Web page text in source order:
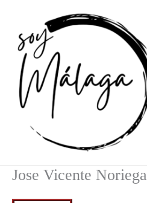
contenido
Jose Vicente Noriega